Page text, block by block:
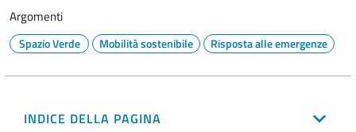
Argomenti
Spazio Verde Mobilità sostenibile Risposta alle emergenze
INDICE DELLA PAGINA